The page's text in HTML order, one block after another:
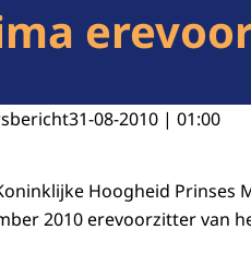
31-08-2010 | 01:00
Hoogheid Prinses
2010 erevoorzitter van